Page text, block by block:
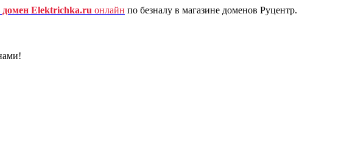
домен Elektrichka.ru онлайн по безналу в магазине доменов Руцентр.